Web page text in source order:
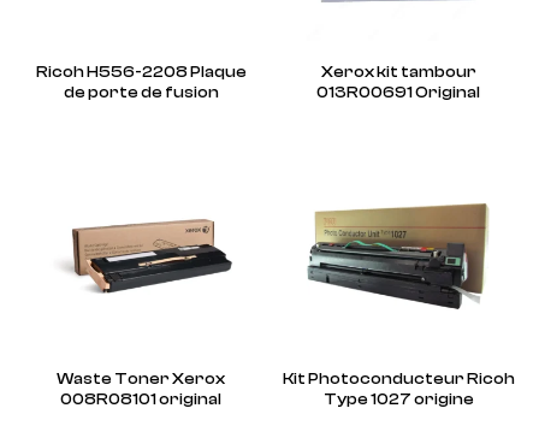
Ricoh H556-2208 Plaque
de porte de fusion
Xerox kit tambour
013R00691 Original
Waste Toner Xerox
008R08101 original
Kit Photoconducteur Ricoh
Type 1027 origine